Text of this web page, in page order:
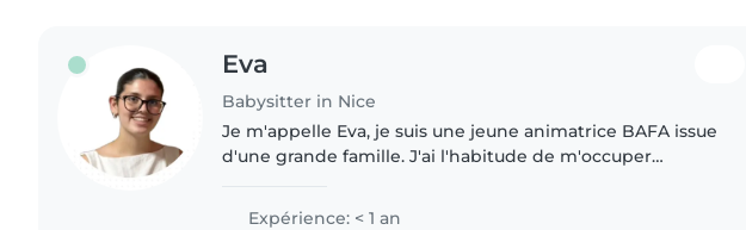
Eva
Babysitter in Nice
Je m'appelle Eva, je suis une jeune animatrice BAFA issue
d'une grande famille. J'ai l'habitude de m'occuper
manuelles, des jeux..
Expérience: < 1 an